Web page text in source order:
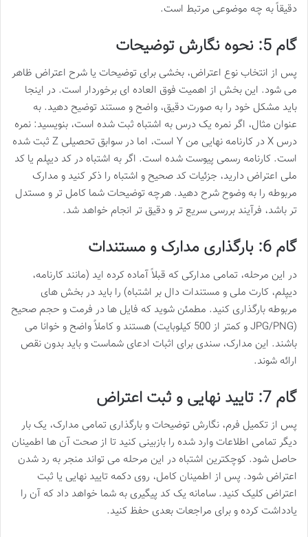
دقیقاً به چه موضوعی مرتبط است.
گام 5: نحوه نگارش توضیحات
پس از انتخاب نوع اعتراض، بخشی برای توضیحات یا شرح اعتراض ظاهر
می شود. این بخش از اهمیت فوق العاده ای برخوردار است. در اینجا
باید مشکل خود را به صورت دقیق، واضح و مستند توضیح دهید. به
عنوان مثال، اگر نمره یک درس به اشتباه ثبت شده است، بنویسید: نمره
درس X در کارنامه نهایی من Y است، اما در سوابق تحصیلی Z ثبت شده
است. کارنامه رسمی پیوست شده است. اگر به اشتباه در کد دیپلم یا کد
ملی اعتراض دارید، جزئیات کد صحیح و اشتباه را ذکر کنید و مدارک
مربوطه را به وضوح شرح دهید. هرچه توضیحات شما کامل تر و مستدل
تر باشد، فرآیند بررسی سریع تر و دقیق تر انجام خواهد شد.
گام 6: بارگذاری مدارک و مستندات
در این مرحله، تمامی مدارکی که قبلاً آماده کرده اید (مانند کارنامه،
دیپلم، کارت ملی و مستندات دال بر اشتباه) را باید در بخش های
مربوطه بارگذاری کنید. مطمئن شوید که فایل ها در فرمت و حجم صحیح
(JPG/PNG و کمتر از 500 کیلوبایت) هستند و کاملاً واضح و خوانا می
باشند. این مدارک، سندی برای اثبات ادعای شماست و باید بدون نقص
ارائه شوند.
گام 7: تایید نهایی و ثبت اعتراض
پس از تکمیل فرم، نگارش توضیحات و بارگذاری تمامی مدارک، یک بار
دیگر تمامی اطلاعات وارد شده را بازبینی کنید تا از صحت آن ها اطمینان
حاصل شود. کوچکترین اشتباه در این مرحله می تواند منجر به رد شدن
اعتراض شود. پس از اطمینان کامل، روی دکمه تایید نهایی یا ثبت
اعتراض کلیک کنید. سامانه یک کد پیگیری به شما خواهد داد که آن را
یادداشت کرده و برای مراجعات بعدی حفظ کنید.